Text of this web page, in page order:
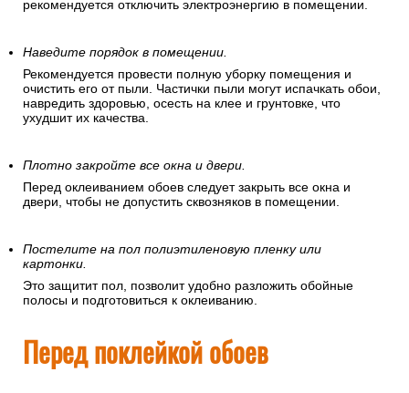
рекомендуется отключить электроэнергию в помещении.
Наведите порядок в помещении.
Рекомендуется провести полную уборку помещения и
очистить его от пыли. Частички пыли могут испачкать обои,
навредить здоровью, осесть на клее и грунтовке, что
ухудшит их качества.
Плотно закройте все окна и двери.
Перед оклеиванием обоев следует закрыть все окна и
двери, чтобы не допустить сквозняков в помещении.
Постелите на пол полиэтиленовую пленку или
картонки.
Это защитит пол, позволит удобно разложить обойные
полосы и подготовиться к оклеиванию.
Перед поклейкой обоев